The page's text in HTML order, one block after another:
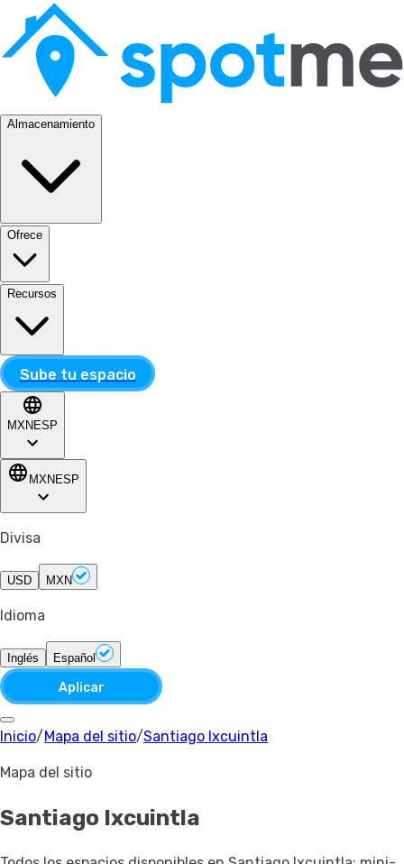
Almacenamiento
Ofrece
Recursos
Sube tu espacio
MXN ESP
MXN ESP
Divisa
USD MXN
Idioma
Inglés Español
Aplicar
Inicio/ Mapa del sitio/Santiago Ixcuintla
Mapa del sitio
Santiago Ixcuintla